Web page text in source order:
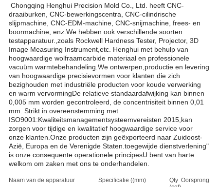
Chongqing Henghui Precision Mold Co., Ltd. heeft CNC-
draaiburken, CNC-bewerkingscentra, CNC-cilindrische
slijpmachine, CNC-EDM-machine, CNC-snijmachine, frees- en
boormachine, enz.We hebben ook verschillende soorten
testapparatuur.,zoals Rockwell Hardness Tester, Projector, 3D
Image Measuring Instrument,etc. Henghui met behulp van
hoogwaardige wolfraamcarbide materiaal en professionele
vacuüm warmtebehandeling.We ontwerpen,productie en levering
van hoogwaardige precisievormen voor klanten die zich
bezighouden met industriële producten voor koude verwerking
en warm vervormingDe relatieve standaardafwijking kan binnen
0,005 mm worden gecontroleerd, de concentrisiteit binnen 0,01
mm. Strikt in overeenstemming met
ISO9001:Kwaliteitsmanagementsysteemvereisten 2015,kan
zorgen voor tijdige en kwalitatief hoogwaardige service voor
onze klanten.Onze producten zijn geëxporteerd naar Zuidoost-
Azië, Europa en de Verenigde Staten.toegewijde dienstverlening"
is onze consequente operationele principesU bent van harte
welkom om zaken met ons te onderhandelen.
Naam van de apparatuur Specificatie ((mm)
Qty Oorsprong